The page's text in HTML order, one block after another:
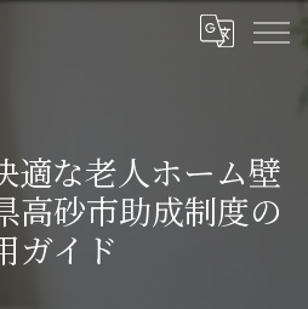
適な老人ホーム壁
高砂市助成制度の
ガイド